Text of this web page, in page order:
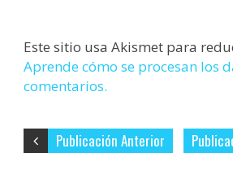
Este sitio usa Akismet para
Aprende cómo se procesan los
comentarios.
Publicación Anterior